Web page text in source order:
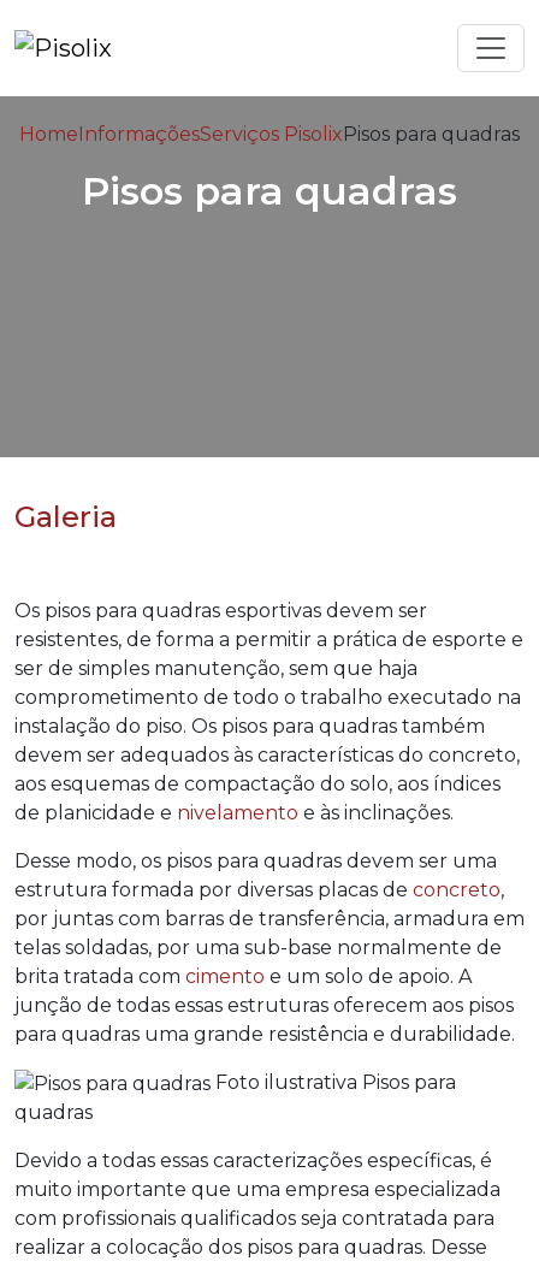
HomeInformaçõesServiços PisolixPisos para quadras
Pisos para quadras
Galeria
Os pisos para quadras esportivas devem ser
resistentes, de forma a permitir a prática de esporte e
ser de simples manutenção, sem que haja
comprometimento de todo o trabalho executado na
instalação do piso. Os pisos para quadras também
devem ser adequados às características do concreto,
aos esquemas de compactação do solo, aos índices
de planicidade e nivelamento e às inclinações.
Desse modo, os pisos para quadras devem ser uma
estrutura formada por diversas placas de concreto,
por juntas com barras de transferência, armadura em
telas soldadas, por uma sub-base normalmente de
brita tratada com cimento e um solo de apoio. A
junção de todas essas estruturas oferecem aos pisos
para quadras uma grande resistência e durabilidade.
Foto ilustrativa Pisos para
quadras
Devido a todas essas caracterizações específicas, é
muito importante que uma empresa especializada
com profissionais qualificados seja contratada para
realizar a colocação dos pisos para quadras. Desse